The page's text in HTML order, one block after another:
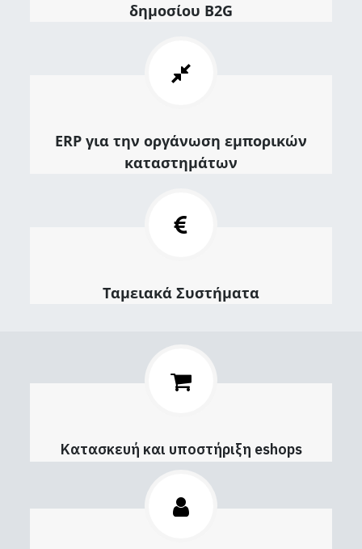
δημοσίου B2G
ΕRP για την οργάνωση εμπορικών
καταστημάτων
Ταμειακά Συστήματα
Κατασκευή και υποστήριξη eshops